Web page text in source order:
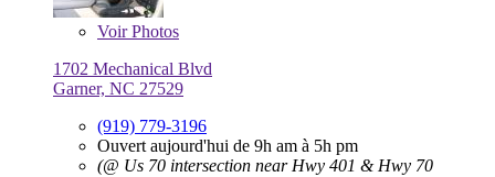
VoirPhotos
1702 Mechanical Blvd
Garner, NC 27529
(919) 779-3196
Ouvert aujourd'hui de 9h am à 5h pm
(@ Us 70 intersection near Hwy 401 & Hwy 70